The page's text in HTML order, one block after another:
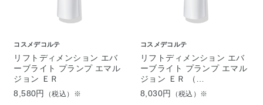
コスメデコルテ
リフトディメンション エバ
ーブライト プランプ エマル
ジョン ＥＲ
8,580円
（税込）※
コスメデコルテ
リフトディメンション エバ
ーブライト プランプ エマル
ジョン ＥＲ （…
8,030円
（税込）※